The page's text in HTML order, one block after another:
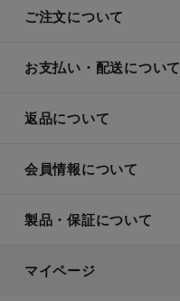
ご注文について
お支払い・配送について
返品について
会員情報について
製品・保証について
マイページ